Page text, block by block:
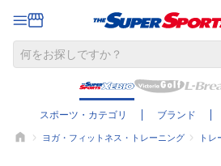
スポーツ・カテゴリ ブランド
ヨガ・フィットネス・トレーニング ト